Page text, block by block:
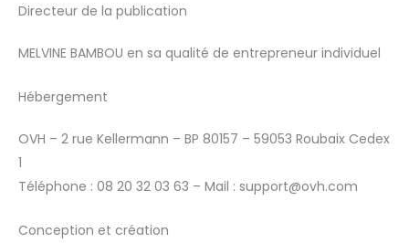
Directeur de la publication
MELVINE BAMBOU en sa qualité de entrepreneur individuel
Hébergement
OVH – 2 rue Kellermann – BP 80157 – 59053 Roubaix Cedex
1
Téléphone : 08 20 32 03 63 – Mail : support@ovh.com
Conception et création